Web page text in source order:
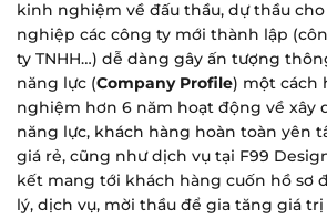
kinh nghiệm về đấu thầu, dự thầu
nghiệp các công ty mới thành lập
ty TNHH…) dễ dàng gây ấn tượng
năng lực (Company Profile) một cách
nghiệm hơn 6 năm hoạt động về xây
năng lực, khách hàng hoàn toàn yên
giá rẻ, cũng như dịch vụ tại F99
kết mang tới khách hàng cuốn hồ sơ
lý, dịch vụ, mời thầu để gia tăng giá